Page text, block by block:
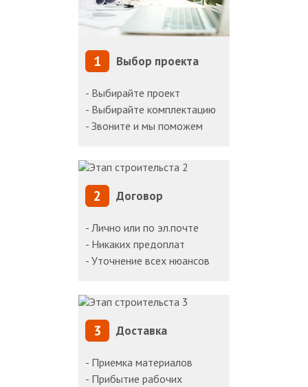
1 Выбор проекта
- Выбирайте проект
- Выбирайте комплектацию
- Звоните и мы поможем
2 Договор
- Лично или по эл.почте
- Никаких предоплат
- Уточнение всех нюансов
3 Доставка
- Приемка материалов
- Прибытие рабочих